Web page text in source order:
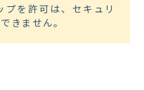
を許可は、セキュリ
きません。